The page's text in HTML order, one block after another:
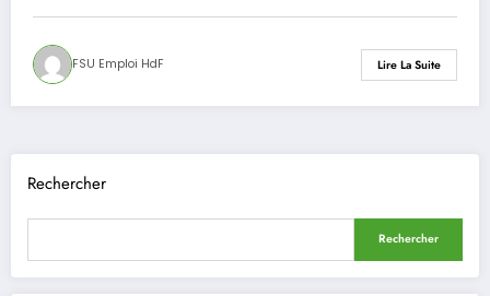
FSU Emploi HdF Lire La Suite
Rechercher
Rechercher